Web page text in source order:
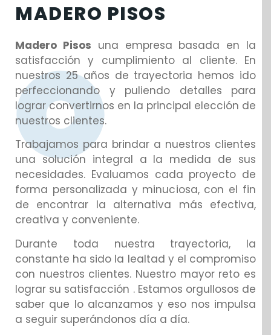
MADERO PISOS
Madero Pisos una empresa basada en la
satisfacción y cumplimiento al cliente. En
nuestros 25 años de trayectoria hemos ido
perfeccionando y puliendo detalles para
lograr convertirnos en la principal elección de
nuestros clientes.
Trabajamos para brindar a nuestros clientes
una solución integral a la medida de sus
necesidades. Evaluamos cada proyecto de
forma personalizada y minuciosa, con el fin
de encontrar la alternativa más efectiva,
creativa y conveniente.
Durante toda nuestra trayectoria, la
constante ha sido la lealtad y el compromiso
con nuestros clientes. Nuestro mayor reto es
lograr su satisfacción . Estamos orgullosos de
saber que lo alcanzamos y eso nos impulsa
a seguir superándonos día a día.